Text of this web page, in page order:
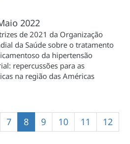
2022
de 2021 da Organização
da Saúde sobre o tratamento
da hipertensão
repercussões para as
na região das Américas
Página
7
Página
atual
8 Página
9 Página
10 Página
11
12